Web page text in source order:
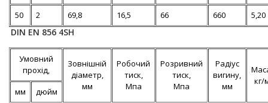
50
2 69,8 16,5 66 660 5,20
DIN EN 856 4SH
Умовний
прохід,
Зовнішній
діаметр,
мм
Робочий
тиск,
Мпа
Розривний
тиск,
Мпа
Радіус
вигину,
мм
кг/
мм
дюйм